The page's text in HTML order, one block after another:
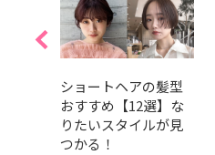
ショートヘアの髪型
おすすめ【12選】な
りたいスタイルが見
つかる！